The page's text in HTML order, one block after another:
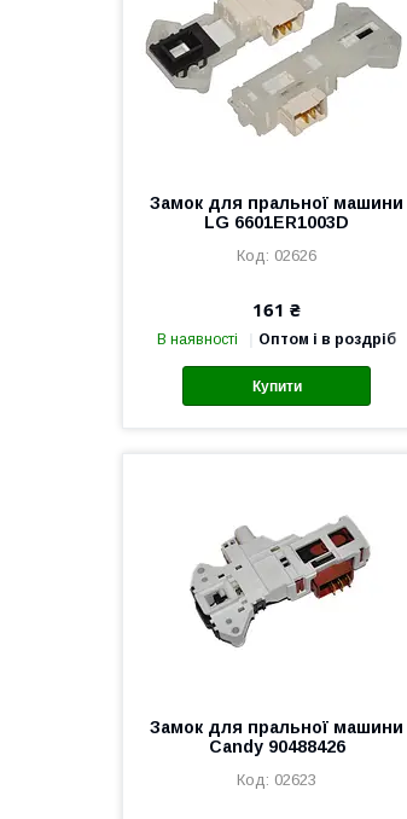
Замок для пральної машини
LG 6601ER1003D
02626
161 ₴
В наявності Оптом і в роздріб
Купити
Замок для пральної машини
Candy 90488426
02623